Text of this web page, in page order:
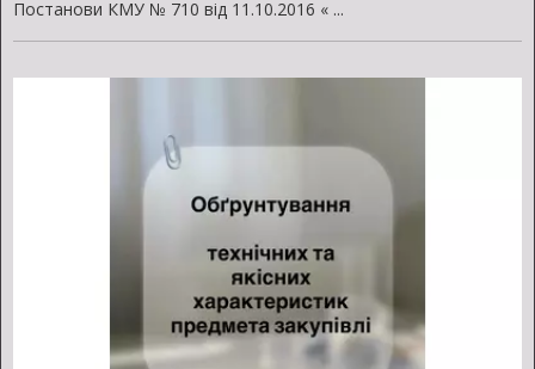
Постанови КМУ № 710 від 11.10.2016 « ...